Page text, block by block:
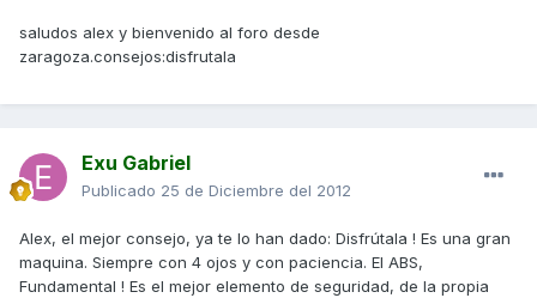
saludos alex y bienvenido al foro desde
zaragoza.consejos:disfrutala
Exu Gabriel
Publicado 25 de Diciembre del 2012
Alex, el mejor consejo, ya te lo han dado: Disfrútala ! Es una gran
maquina. Siempre con 4 ojos y con paciencia. El ABS,
Fundamental ! Es el mejor elemento de seguridad, de la propia